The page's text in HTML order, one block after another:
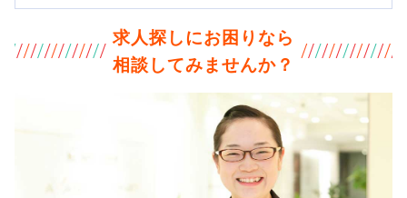
求人探しにお困りなら
相談してみませんか？